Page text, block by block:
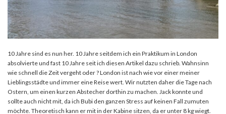
10 Jahre sind es nun her. 10 Jahre seitdem ich ein Praktikum in London
absolvierte und fast 10 Jahre seit ich diesen Artikel dazu schrieb. Wahnsinn
wie schnell die Zeit vergeht oder ? London ist nach wie vor einer meiner
Lieblingsstädte und immer eine Reise wert. Wir nutzten daher die Tage nach
Ostern, um einen kurzen Abstecher dorthin zu machen. Jack konnte und
sollte auch nicht mit, da ich Bubi den ganzen Stress auf keinen Fall zumuten
möchte. Theoretisch kann er mit in der Kabine sitzen, da er unter 8 kg wiegt.